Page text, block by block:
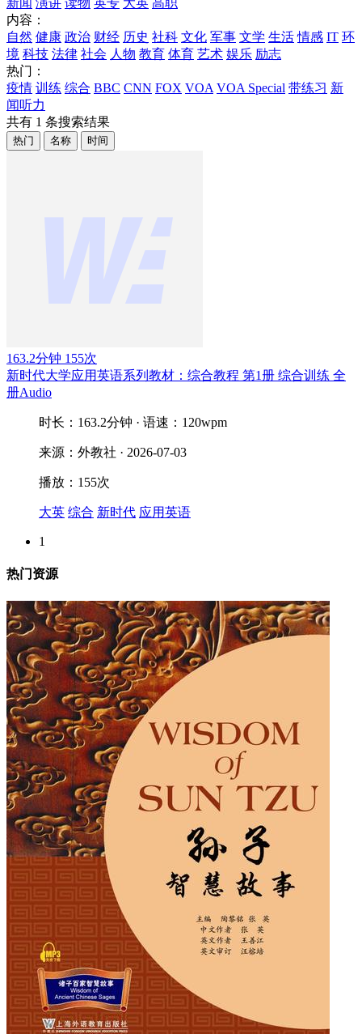
新闻 演讲 读物 英专 大英 高职
内容：
自然 健康 政治 财经 历史 社科 文化 军事 文学 生活 情感 IT 环
境 科技 法律 社会 人物 教育 体育 艺术 娱乐 励志
热门：
疫情 训练 综合 BBC CNN FOX VOA VOA Special 带练习 新
闻听力
共有 1 条搜索结果
热门 名称 时间
163.2分钟 155次
新时代大学应用英语系列教材：综合教程 第1册 综合训练 全
册Audio
时长：163.2分钟 · 语速：120wpm
来源：外教社 · 2026-07-03
播放：155次
大英 综合 新时代 应用英语
1
热门资源